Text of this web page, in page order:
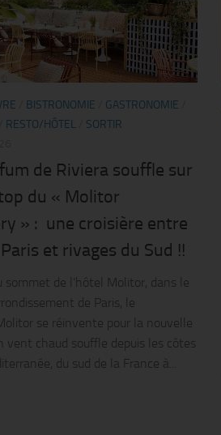
BISTRONOMIE GASTRONOMIE
RESTO/HÔTEL
SORTIR
de Riviera souffle sur
du « Molitor
» : une croisière entre
et rivages du Sud !!
sommet de l’hôtel Molitor, dans le
de Paris, le
se réinvente pour la nouvelle
vent chaud souffle depuis les côtes
du sud de la France à...